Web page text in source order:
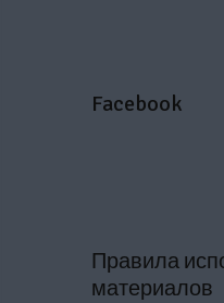
Facebook
Правила
материалов